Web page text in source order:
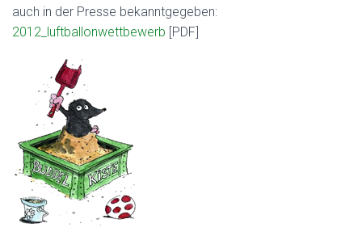
auch in der Presse bekanntgegeben:
2012_luftballonwettbewerb [PDF]